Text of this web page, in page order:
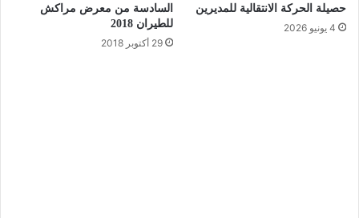
حصيلة الحركة الانتقالية للمديرين
4 يونيو 2026
السادسة من معرض مراكش
للطيران 2018
29 أكتوبر 2018